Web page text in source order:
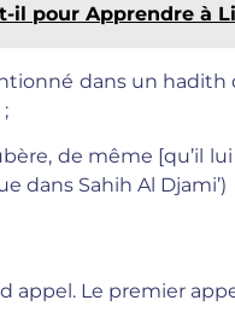
il pour Apprendre à
dans un hadith
de même [qu’il
dans Sahih Al Djami’)
appel. Le premier